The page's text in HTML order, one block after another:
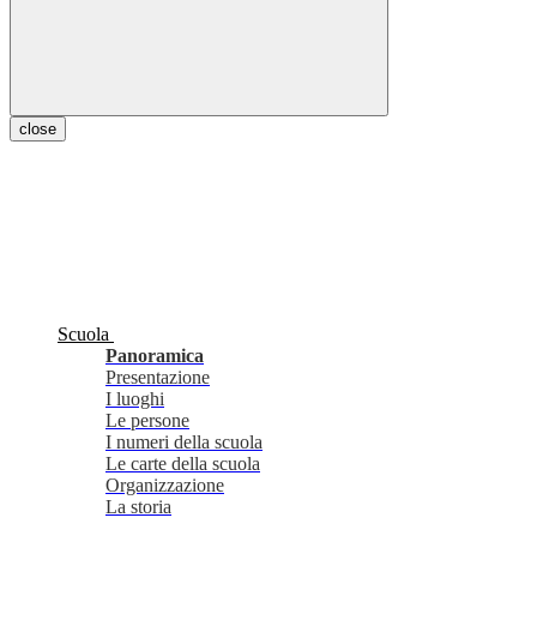
close
Scuola
Panoramica
Presentazione
I luoghi
Le persone
I numeri della scuola
Le carte della scuola
Organizzazione
La storia